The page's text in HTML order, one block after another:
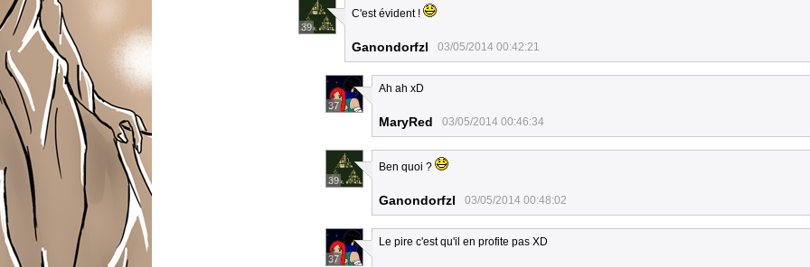
39
C'est évident !
Ganondorfzl 03/05/2014 00:42:21
37
Ah ah xD
MaryRed 03/05/2014 00:46:34
39
Ben quoi ?
Ganondorfzl 03/05/2014 00:48:02
37
Le pire c'est qu'il en profite pas XD